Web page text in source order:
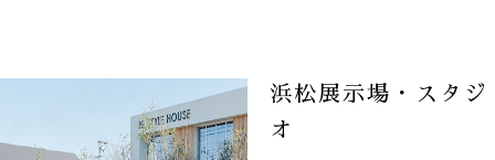
浜松展示場・スタジ
オ